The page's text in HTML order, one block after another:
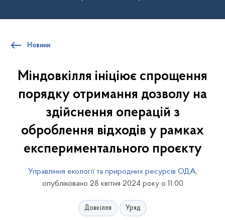
Новини
Міндовкілля ініціює спрощення
порядку отримання дозволу на
здійснення операцій з
оброблення відходів у рамках
експериментального проєкту
Управління екології та природних ресурсів ОДА,
опубліковано 28 квітня 2024 року о 11:00
Довкілля Уряд